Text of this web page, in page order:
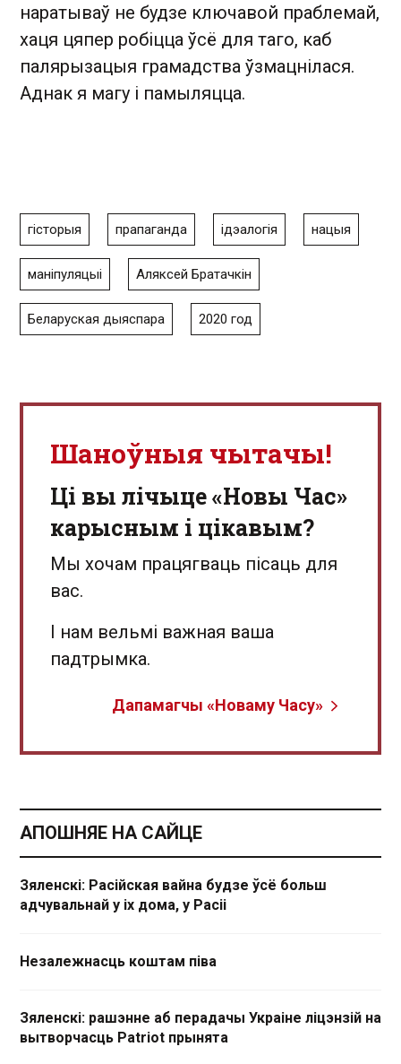
наратываў не будзе ключавой праблемай,
хаця цяпер робіцца ўсё для таго, каб
палярызацыя грамадства ўзмацнілася.
Аднак я магу і памыляцца.
гісторыя прапаганда ідэалогія нацыя
маніпуляцыі Аляксей Братачкін
Беларуская дыяспара 2020 год
Шаноўныя чытачы!
Ці вы лічыце «Новы Час»
карысным і цікавым?
Мы хочам працягваць пісаць для
вас.
І нам вельмі важная ваша
падтрымка.
Дапамагчы «Новаму Часу»
АПОШНЯЕ НА САЙЦЕ
Зяленскі: Расійская вайна будзе ўсё больш
адчувальнай у іх дома, у Расіі
Незалежнасць коштам піва
Зяленскі: рашэнне аб перадачы Украіне ліцэнзій на
вытворчасць Patriot прынята